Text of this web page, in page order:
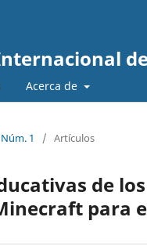
Acerca de
1 / Artículos
de
para